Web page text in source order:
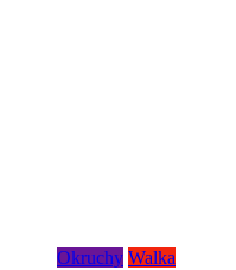
Okruchy Walka